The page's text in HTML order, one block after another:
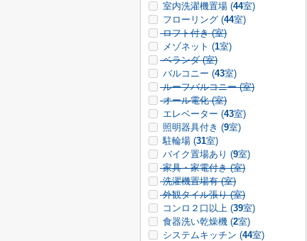
室内洗濯機置場 (44室)
フローリング (44室)
ロフト付き (室)
メゾネット (1室)
ベランダ (室)
バルコニー (43室)
ルーフバルコニー (室)
オール電化 (室)
エレベーター (43室)
照明器具付き (9室)
駐輪場 (31室)
バイク置場あり (9室)
家具・家電付き (室)
洗濯機置場有 (室)
外観タイル張り (室)
コンロ２口以上 (39室)
食器洗い乾燥機 (2室)
システムキッチン (44室)